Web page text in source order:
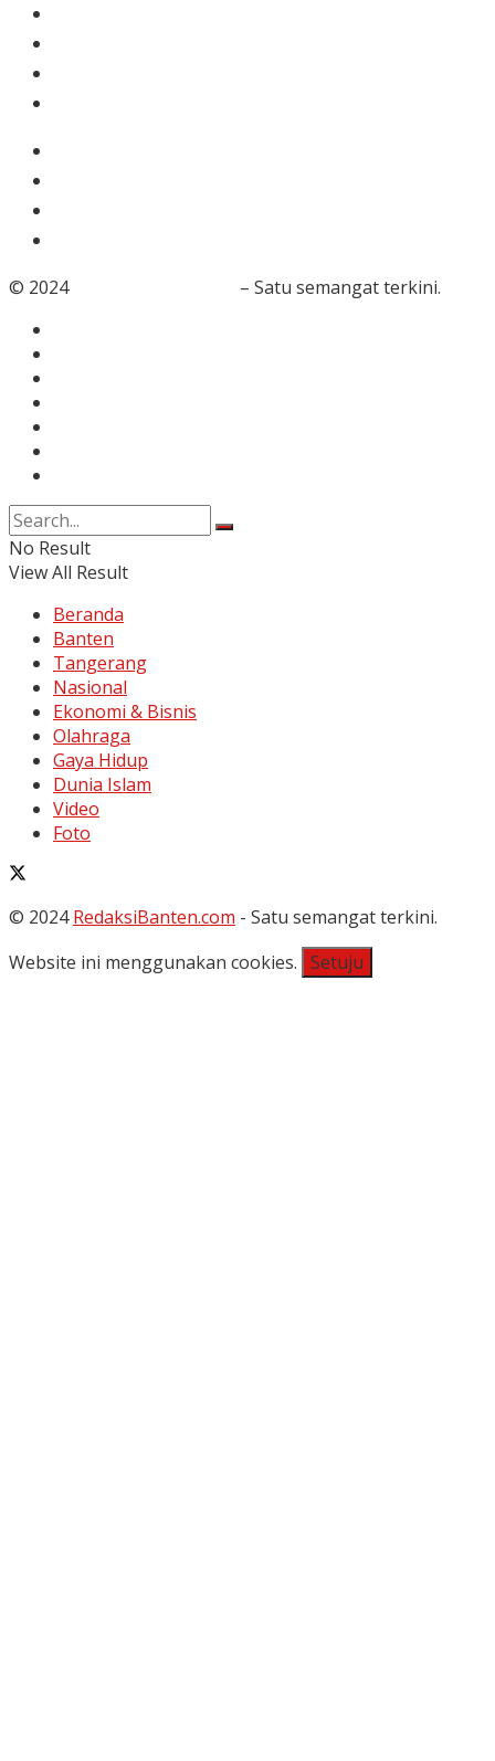
© 2024
– Satu semangat terkini.
No Result
View All Result
Beranda
Banten
Tangerang
Nasional
Ekonomi & Bisnis
Olahraga
Gaya Hidup
Dunia Islam
Video
Foto
© 2024RedaksiBanten.com - Satu semangat terkini.
Website ini menggunakan cookies. Setuju